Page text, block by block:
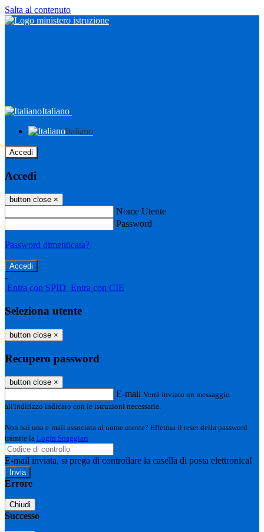
Salta al contenuto
Italiano
Italiano
Accedi
Accedi
button close ×
Nome Utente
Password
Password dimenticata?
-
Entra con SPID Entra con CIE
Seleziona utente
button close ×
Recupero password
button close ×
E-mail Verrà inviato un messaggio
all'indirizzo indicato con le istruzioni necessarie.
Non hai una e-mail associata al nome utente? Effettua il reset della password
tramite la Login Spaggiari
E-mail inviata, si prega di controllare la casella di posta elettronica!
Errore
Chiudi
Successo